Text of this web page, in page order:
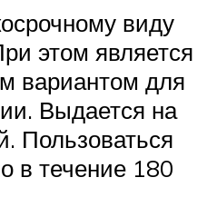
виду
этом является
вариантом для
Выдается на
Пользоваться
в течение 180